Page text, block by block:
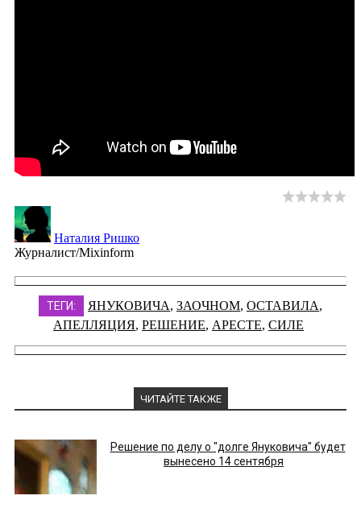
Наталия Ришко
Журналист/Mixinform
ТЕГИ: ЯНУКОВИЧА, ЗАОЧНОМ, ОСТАВИЛА,
АПЕЛЛЯЦИЯ, РЕШЕНИЕ, АРЕСТЕ, СИЛЕ
ЧИТАЙТЕ ТАКЖЕ
Решение по делу о "долге Януковича" будет
вынесено 14 сентября